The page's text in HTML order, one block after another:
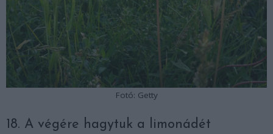
Fotó: Getty
18. A végére hagytuk a limonádét